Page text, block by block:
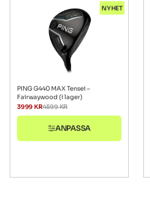
NYHET
PING G440 MAX Tensei –
Fairwaywood (i lager)
4599KR
3999KR
ANPASSA